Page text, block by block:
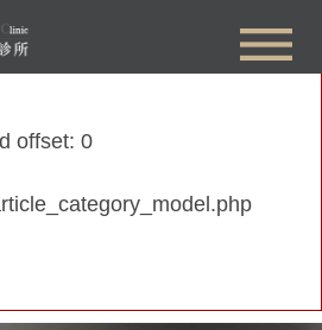
offset: 0